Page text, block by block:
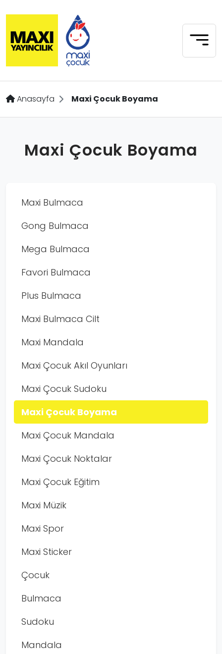
Anasayfa Maxi Çocuk Boyama
Maxi Çocuk Boyama
Maxi Bulmaca
Gong Bulmaca
Mega Bulmaca
Favori Bulmaca
Plus Bulmaca
Maxi Bulmaca Cilt
Maxi Mandala
Maxi Çocuk Akıl Oyunları
Maxi Çocuk Sudoku
Maxi Çocuk Boyama
Maxi Çocuk Mandala
Maxi Çocuk Noktalar
Maxi Çocuk Eğitim
Maxi Müzik
Maxi Spor
Maxi Sticker
Çocuk
Bulmaca
Sudoku
Mandala